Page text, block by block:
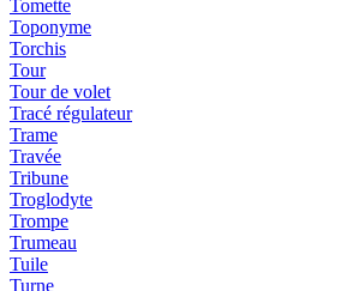
Tomette
Toponyme
Torchis
Tour
Tour de volet
Tracé régulateur
Trame
Travée
Tribune
Troglodyte
Trompe
Trumeau
Tuile
Turne